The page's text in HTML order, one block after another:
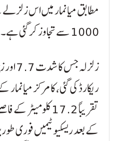
مطابق میانمار میں اس زلزلے
1000 سے تجاوز کر گئی ہے۔
ریکارڈ کی گئی، کا مرکز
تقریباً 17.2
کے بعد ریسکیو ٹیمیں فوری طور